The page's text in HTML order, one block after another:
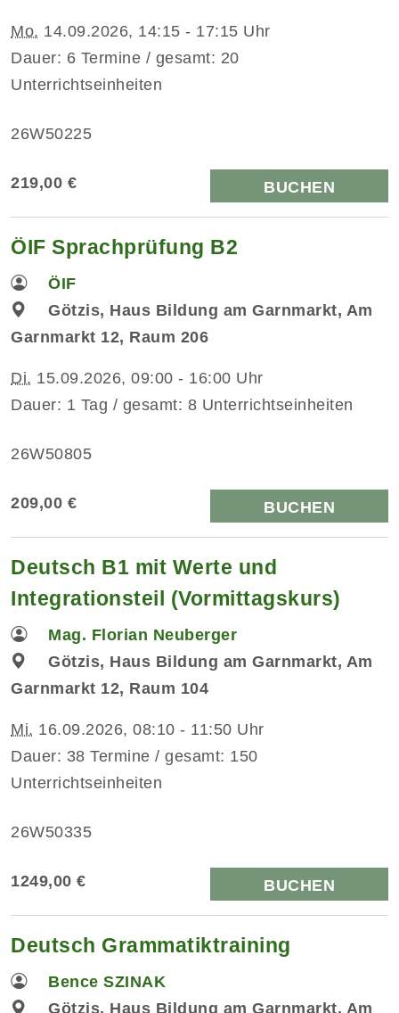
Mo. 14.09.2026, 14:15 - 17:15 Uhr
Dauer: 6 Termine / gesamt: 20
Unterrichtseinheiten
26W50225
219,00 € BUCHEN
ÖIF Sprachprüfung B2
ÖIF
Götzis, Haus Bildung am Garnmarkt, Am
Garnmarkt 12, Raum 206
Di. 15.09.2026, 09:00 - 16:00 Uhr
Dauer: 1 Tag / gesamt: 8 Unterrichtseinheiten
26W50805
209,00 € BUCHEN
Deutsch B1 mit Werte und
Integrationsteil (Vormittagskurs)
Mag. Florian Neuberger
Götzis, Haus Bildung am Garnmarkt, Am
Garnmarkt 12, Raum 104
Mi. 16.09.2026, 08:10 - 11:50 Uhr
Dauer: 38 Termine / gesamt: 150
Unterrichtseinheiten
26W50335
1249,00 € BUCHEN
Deutsch Grammatiktraining
Bence SZINAK
Götzis, Haus Bildung am Garnmarkt, Am